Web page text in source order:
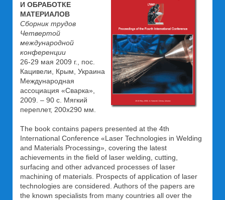
И ОБРАБОТКЕ
МАТЕРИАЛОВ
Сборник трудов
Четвертой
международной
конференции
26-29 мая 2009 г., пос.
Кацивели, Крым, Украина
Международная
ассоциация «Сварка»,
2009. – 90 с. Мягкий
переплет, 200х290 мм.
The book contains papers presented at the 4th
International Conference «Laser Technologies in Welding
and Materials Processing», covering the latest
achievements in the field of laser welding, cutting,
surfacing and other advanced processes of laser
machining of materials. Prospects of application of laser
technologies are considered. Authors of the papers are
the known specialists from many countries all over the